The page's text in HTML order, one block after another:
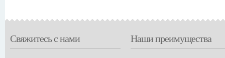
Свяжитесь с нами Наши преимущества